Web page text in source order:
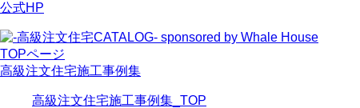
公式HP
TOPページ
高級注文住宅施工事例集
高級注文住宅施工事例集_TOP